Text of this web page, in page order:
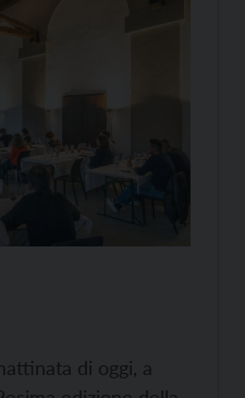
di oggi, a